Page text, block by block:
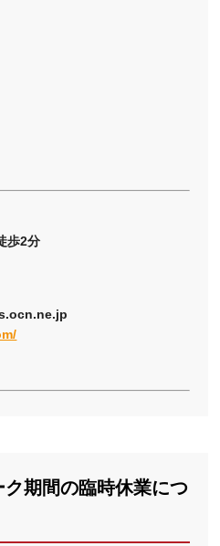
歩2分
ク期間の臨時休業につ